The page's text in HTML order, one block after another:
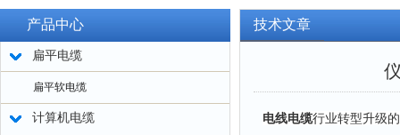
产品中心
扁平电缆
扁平软电缆
计算机电缆
技术文章
电线电缆行业转型升级